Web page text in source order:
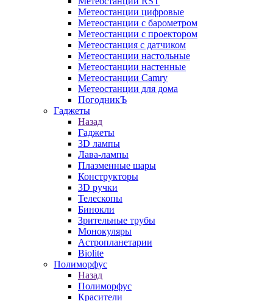
Метеостанции цифровые
Метеостанции с барометром
Метеостанции с проектором
Метеостанция с датчиком
Метеостанции настольные
Метеостанции настенные
Метеостанции Camry
Метеостанции для дома
ПогодникЪ
Гаджеты
Назад
Гаджеты
3D лампы
Лава-лампы
Плазменные шары
Конструкторы
3D ручки
Телескопы
Бинокли
Зрительные трубы
Монокуляры
Астропланетарии
Biolite
Полиморфус
Назад
Полиморфус
Красители